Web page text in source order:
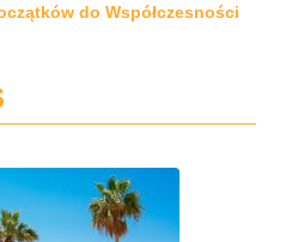
do Współczesności